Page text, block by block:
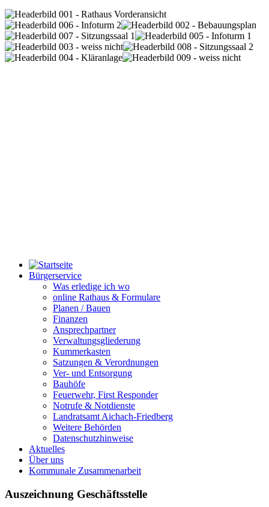
Bürgerservice
Was erledige ich wo
online Rathaus & Formulare
Planen / Bauen
Finanzen
Ansprechpartner
Verwaltungsgliederung
Kummerkasten
Satzungen & Verordnungen
Ver- und Entsorgung
Bauhöfe
Feuerwehr, First Responder
Notrufe & Notdienste
Landratsamt Aichach-Friedberg
Weitere Behörden
Datenschutzhinweise
Aktuelles
Über uns
Kommunale Zusammenarbeit
Auszeichnung Geschäftsstelle